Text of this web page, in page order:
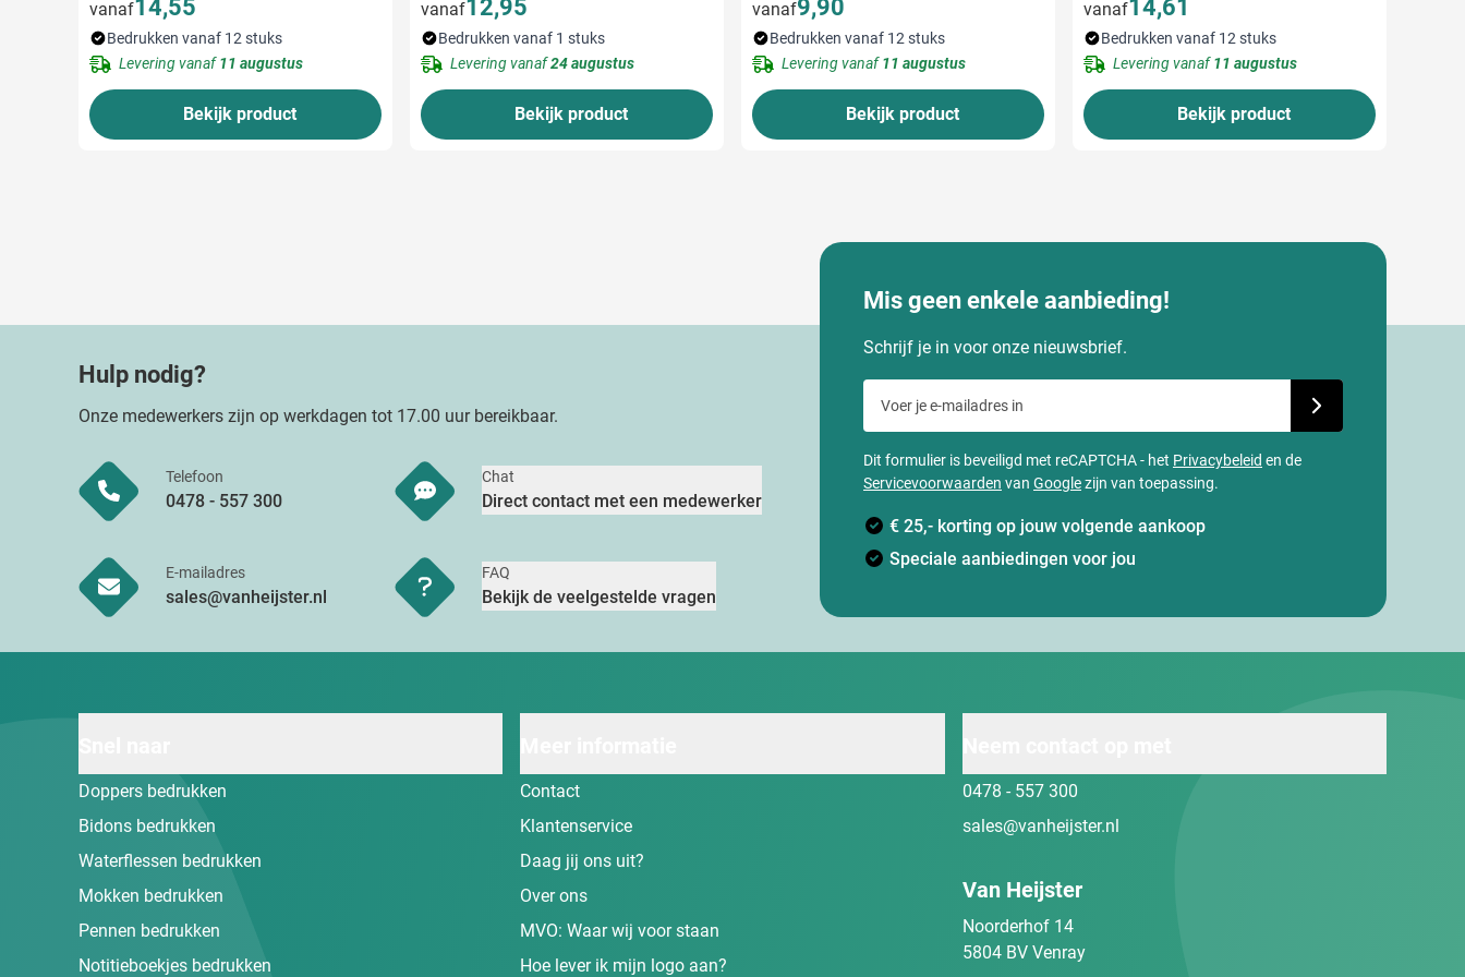
vanaf14,55
Bedrukken vanaf 12 stuks
Levering vanaf11 augustus
Bekijk product
vanaf12,95
Bedrukken vanaf 1 stuks
Levering vanaf24 augustus
Bekijk product
vanaf9,90
Bedrukken vanaf 12 stuks
Levering vanaf11 augustus
Bekijk product
vanaf14,61
Bedrukken vanaf 12 stuks
Levering vanaf11 augustus
Bekijk product
Hulp nodig?
Onze medewerkers zijn op werkdagen tot 17.00 uur bereikbaar.
Telefoon
0478 - 557 300
Chat
Direct contact met een medewerker
E-mailadres
sales@vanheijster.nl
FAQ
Bekijk de veelgestelde vragen
Mis geen enkele aanbieding!
Schrijf je in voor onze nieuwsbrief.
Dit formulier is beveiligd met reCAPTCHA - het Privacybeleid en de
Servicevoorwaarden van Googlezijn van toepassing.
€ 25,- korting op jouw volgende aankoop
Speciale aanbiedingen voor jou
Doppers bedrukken
Bidons bedrukken
Waterflessen bedrukken
Mokken bedrukken
Pennen bedrukken
Notitieboekjes bedrukken
Contact
Klantenservice
Daag jij ons uit?
Over ons
MVO: Waar wij voor staan
Hoe lever ik mijn logo aan?
0478 - 557 300
sales@vanheijster.nl
Van Heijster
Noorderhof 14
5804 BV Venray